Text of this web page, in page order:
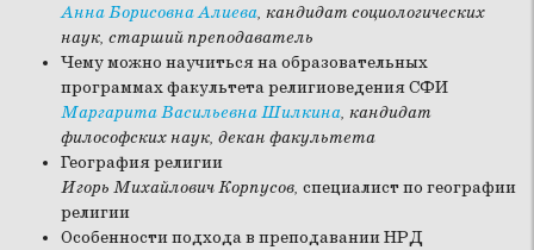
Анна Борисовна Алиева, кандидат социологических
наук, старший преподаватель
Чему можно научиться на образовательных
программах факультета религиоведения СФИ
Маргарита Васильевна Шилкина, кандидат
философских наук, декан факультета
География религии
Игорь Михайлович Корпусов, специалист по географии
религии
Особенности подхода в преподавании НРД